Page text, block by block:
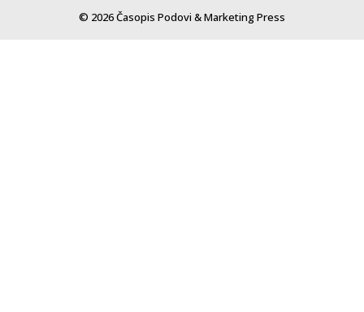
© 2026 Časopis Podovi & Marketing Press